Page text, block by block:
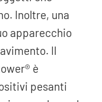
Inoltre, una
apparecchio
Il
è
pesanti